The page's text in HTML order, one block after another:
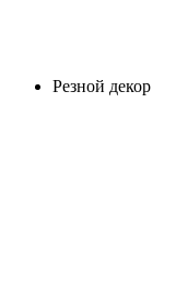
Резной декор